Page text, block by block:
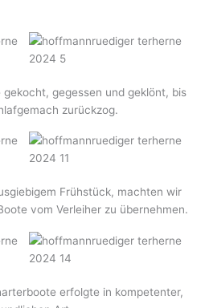
gegessen und geklönt, bis
zurückzog.
Frühstück, machten wir
vom Verleiher zu übernehmen.
erfolgte in kompetenter,